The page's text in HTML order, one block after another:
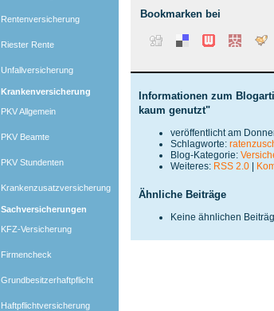
Rentenversicherung
Riester Rente
Unfallversicherung
Krankenversicherung
PKV Allgemein
PKV Beamte
PKV Stundenten
Krankenzusatzversicherung
Sachversicherungen
KFZ-Versicherung
Firmencheck
Grundbesitzerhaftpflicht
Haftpflichtversicherung
Bookmarken bei
Informationen zum
kaum genutzt"
veröffentlicht am
Schlagworte:
Blog-Kategorie:
Weiteres: RSS 2.0
Ähnliche Beiträge
Keine ähnlichen